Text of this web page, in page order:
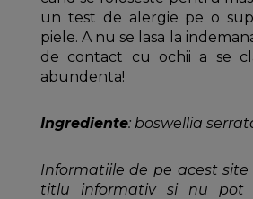
un test de alergie pe o
piele. A nu se lasa la
de contact cu ochii a se
abundenta!
Ingrediente: boswellia
Informatiile de pe acest
titlu informativ si nu pot